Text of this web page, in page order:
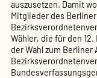
auszusetzen. Damit
Mitglieder des
Wähler, die für den
der Wahl zum